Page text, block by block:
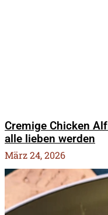
Cremige Chicken
alle lieben werden
März 24, 2026